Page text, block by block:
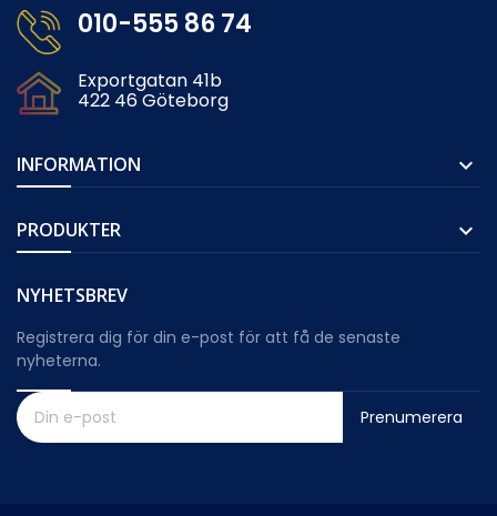
010-555 86 74
Exportgatan 41b
422 46 Göteborg
INFORMATION 
PRODUKTER 
NYHETSBREV
Registrera dig för din e-post för att få de senaste
nyheterna.
Prenumerera